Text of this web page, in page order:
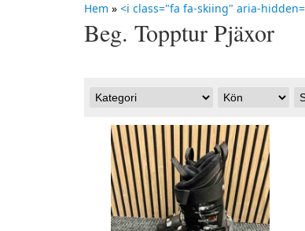
Hem » <i class="fa fa-skiing" aria-
Beg. Topptur Pjäxor